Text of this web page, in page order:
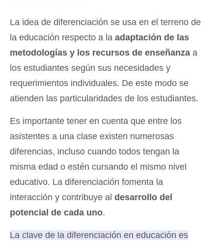
La idea de diferenciación se usa en el terreno de
la educación respecto a la adaptación de las
metodologías y los recursos de enseñanza a
los estudiantes según sus necesidades y
requerimientos individuales. De este modo se
atienden las particularidades de los estudiantes.
Es importante tener en cuenta que entre los
asistentes a una clase existen numerosas
diferencias, incluso cuando todos tengan la
misma edad o estén cursando el mismo nivel
educativo. La diferenciación fomenta la
interacción y contribuye al desarrollo del
potencial de cada uno.
La clave de la diferenciación en educación es